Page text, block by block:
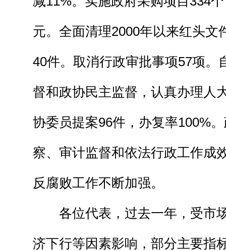
元。全面清理2000年以来红头文
40件。取消行政审批事项57项。
督和政协民主监督，认真办理人
协委员提案96件，办复率100%
察、审计监督和依法行政工作成
反腐败工作不断加强。
各位代表，过去一年，受市
济下行等因素影响，部分主要指